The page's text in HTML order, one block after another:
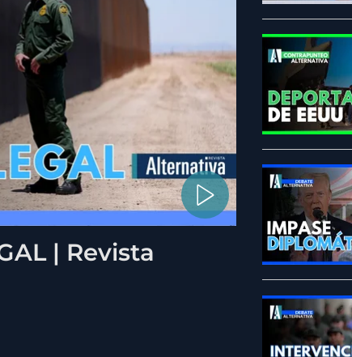
| Revista